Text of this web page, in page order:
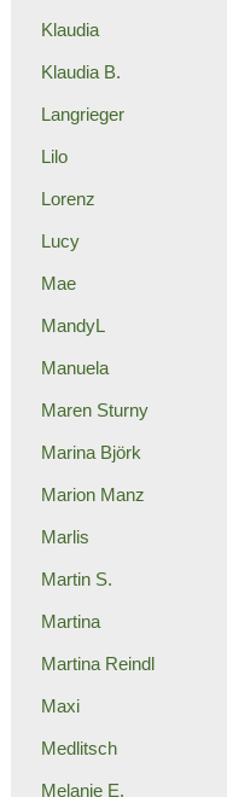
Klaudia
Klaudia B.
Langrieger
Lilo
Lorenz
Lucy
Mae
MandyL
Manuela
Maren Sturny
Marina Björk
Marion Manz
Marlis
Martin S.
Martina
Martina Reindl
Maxi
Medlitsch
Melanie E.